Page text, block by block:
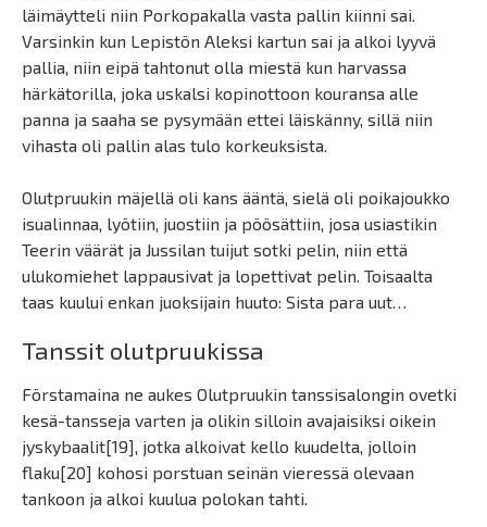
läimäytteli niin Porkopakalla vasta pallin kiinni sai.
Varsinkin kun Lepistön Aleksi kartun sai ja alkoi lyyvä
pallia, niin eipä tahtonut olla miestä kun harvassa
härkätorilla, joka uskalsi kopinottoon kouransa alle
panna ja saaha se pysymään ettei läiskänny, sillä niin
vihasta oli pallin alas tulo korkeuksista.
Olutpruukin mäjellä oli kans ääntä, sielä oli poikajoukko
isualinnaa, lyötiin, juostiin ja pöösättiin, josa usiastikin
Teerin väärät ja Jussilan tuijut sotki pelin, niin että
ulukomiehet lappausivat ja lopettivat pelin. Toisaalta
taas kuului enkan juoksijain huuto: Sista para uut…
Tanssit olutpruukissa
Förstamaina ne aukes Olutpruukin tanssisalongin ovetki
kesä-tansseja varten ja olikin silloin avajaisiksi oikein
jyskybaalit[19], jotka alkoivat kello kuudelta, jolloin
flaku[20] kohosi porstuan seinän vieressä olevaan
tankoon ja alkoi kuulua polokan tahti.